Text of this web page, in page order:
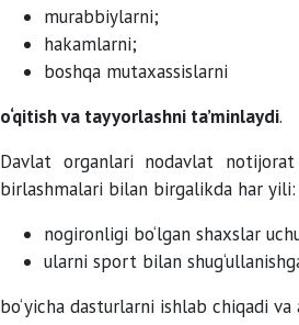
murabbiylarni;
hakamlarni;
boshqa mutaxassislarni
o‘qitish va tayyorlashni ta’minlaydi.
Davlat organlari nodavlat
birlashmalari bilan birgalikda har yili:
nogironligi bo‘lgan shaxslar
ularni sport bilan
bo‘yicha dasturlarni ishlab chiqadi va